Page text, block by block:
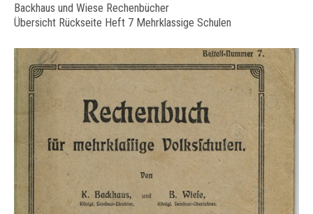
Backhaus und Wiese Rechenbücher
Übersicht Rückseite Heft 7 Mehrklassige Schulen